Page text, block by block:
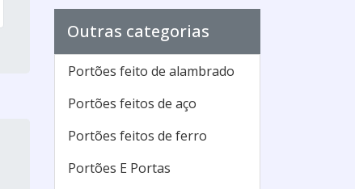
Outras categorias
Portões feito de alambrado
Portões feitos de aço
Portões feitos de ferro
Portões E Portas